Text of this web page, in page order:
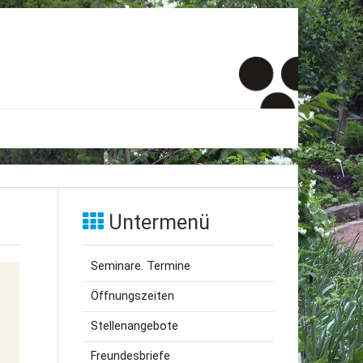
Untermenü
Seminare. Termine
Öffnungszeiten
Stellenangebote
Freundesbriefe